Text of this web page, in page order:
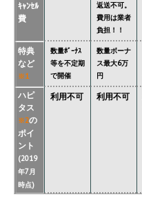
ｷｬﾝｾﾙ
費
返送不可。
費用は業者
負担！！
特典
など
※1
数量ﾎﾞｰﾅｽ
等を不定期
で開催
数量ボーナ
ス最大6万
円
ハピ
タス
※2の
ポイ
ント
(2019
年7月
時点)
利用不可 利用不可